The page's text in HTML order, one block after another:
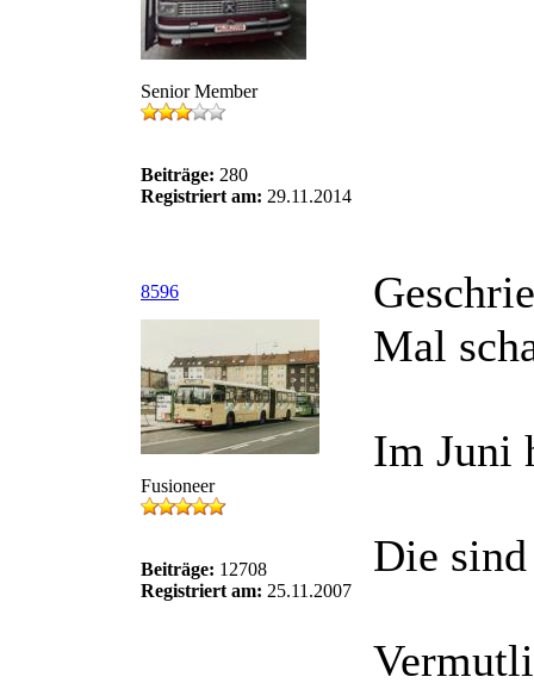
Senior Member
Beiträge: 280
Registriert am: 29.11.2014
8596
Fusioneer
Beiträge: 12708
Registriert am: 25.11.2007
Mal
Im Juni
Die